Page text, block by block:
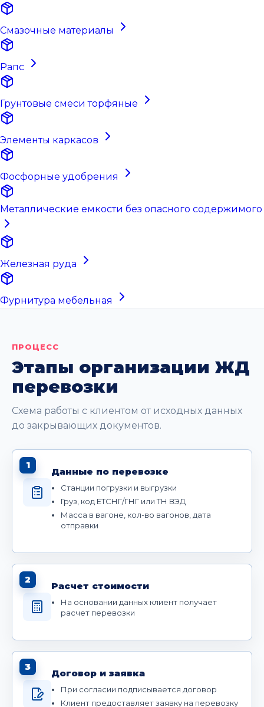
Смазочные материалы
Рапс
Грунтовые смеси торфяные
Элементы каркасов
Фосфорные удобрения
Металлические емкости без опасного содержимого
Железная руда
Фурнитура мебельная
ПРОЦЕСС
Этапы организации ЖД
перевозки
Схема работы с клиентом от исходных данных
до закрывающих документов.
1
Данные по перевозке
Станции погрузки и выгрузки
Груз, код ЕТСНГ/ГНГ или ТН ВЭД
Масса в вагоне, кол-во вагонов, дата
отправки
2
Расчет стоимости
На основании данных клиент получает
расчет перевозки
3
Договор и заявка
При согласии подписывается договор
Клиент предоставляет заявку на перевозку